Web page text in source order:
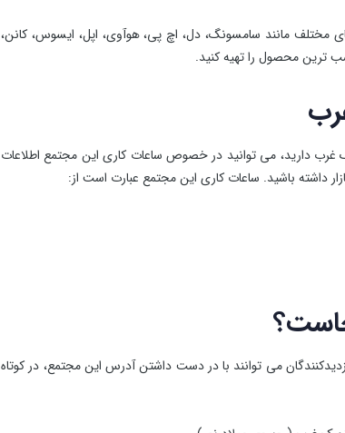
مانند سامسونگ، دل، اچ پی، هوآوی، اپل، ایسوس، کانن،
ترین محصول را تهیه کنید.
غرب دارید، می توانید در خصوص ساعات کاری این مجتمع اطلاعات
داشته باشید. ساعات کاری این مجتمع عبارت است از:
می توانند با در دست داشتن آدرس این مجتمع، در کوتاه